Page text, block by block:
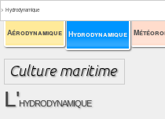
Aérodynamique Hydrodynamique
> Hydrodynamique
L'hydrodynamique